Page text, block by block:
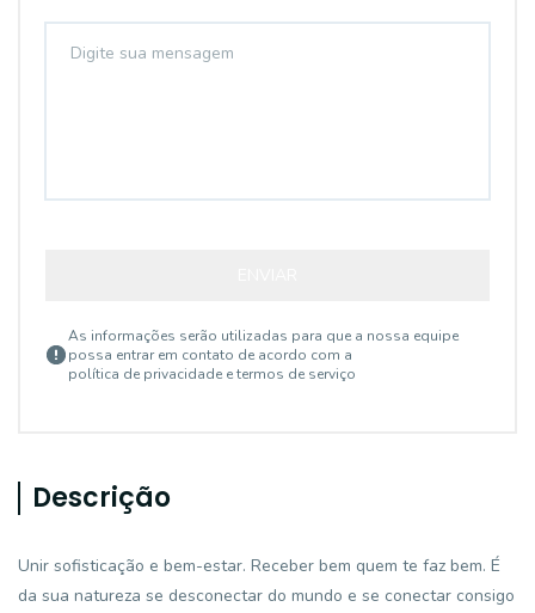
As informações serão utilizadas para que a nossa equipe
possa entrar em contato de acordo com a
política de privacidade e termos de serviço
Descrição
Unir sofisticação e bem-estar. Receber bem quem te faz bem. É
da sua natureza se desconectar do mundo e se conectar consigo